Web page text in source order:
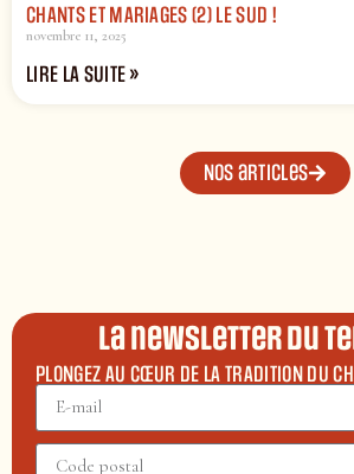
CHANTS ET MARIAGES (2) LE SUD !
novembre 11, 2025
LIRE LA SUITE »
Nos articles
La newsletter du
PLONGEZ AU CŒUR DE LA TRADITION DU